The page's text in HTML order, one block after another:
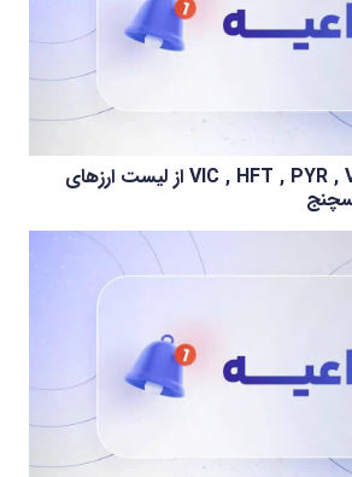
حذف ارزهای VIC , HFT , PYR , VANRY از لیست ارزهای